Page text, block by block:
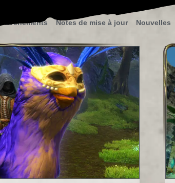
Événements Notes de mise à jour Nouvelles